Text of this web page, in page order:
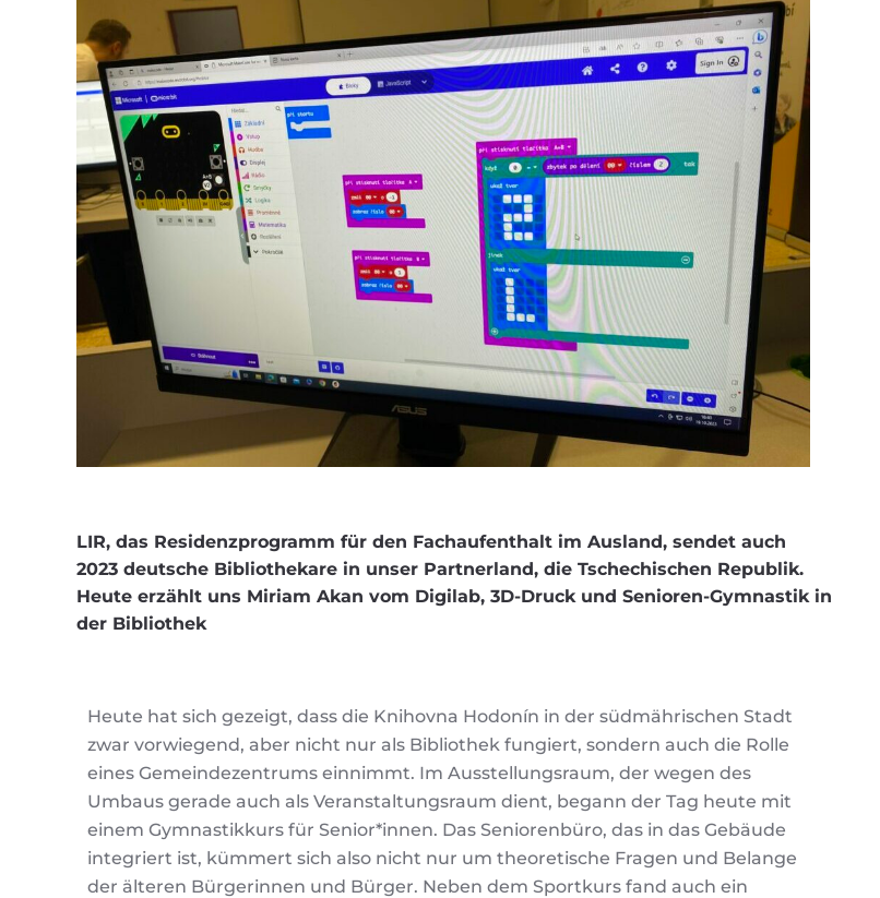
LIR, das Residenzprogramm für den Fachaufenthalt im Ausland, sendet auch
2023 deutsche Bibliothekare in unser Partnerland, die Tschechischen Republik.
Heute erzählt uns Miriam Akan vom Digilab, 3D-Druck und Senioren-Gymnastik in
der Bibliothek
Heute hat sich gezeigt, dass die Knihovna Hodonín in der südmährischen Stadt
zwar vorwiegend, aber nicht nur als Bibliothek fungiert, sondern auch die Rolle
eines Gemeindezentrums einnimmt. Im Ausstellungsraum, der wegen des
Umbaus gerade auch als Veranstaltungsraum dient, begann der Tag heute mit
einem Gymnastikkurs für Senior*innen. Das Seniorenbüro, das in das Gebäude
integriert ist, kümmert sich also nicht nur um theoretische Fragen und Belange
der älteren Bürgerinnen und Bürger. Neben dem Sportkurs fand auch ein